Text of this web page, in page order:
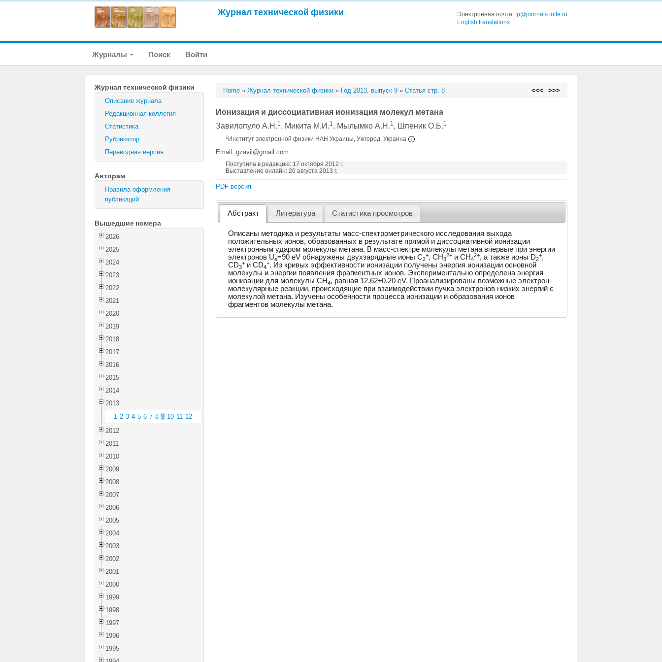
Журнал технической физики Электронная почта: tp@journals.ioffe.ru
English translations
Журналы Поиск Войти
Журнал технической физики
Описание журнала
Редакционная коллегия
Статистика
Рубрикатор
Переводная версия
Авторам
Правила оформления
публикаций
Вышедшие номера
2026
2025
2024
2023
2022
2021
2020
2019
2018
2017
2016
2015
2014
2013
1 2 3 4 5 6 7 8 9 10 11 12
2012
2011
2010
2009
2008
2007
2006
2005
2004
2003
2002
2001
2000
1999
1998
1997
1996
1995
Home »Журнал технической физики » Год 2013, выпуск 9 »Статья стр. 8 <<< >>>
Ионизация и диссоциативная ионизация молекул метана
Завилопуло А.Н.1, Микита М.И.1, Мылымко А.Н.1, Шпеник О.Б.1
1 Институт электронной физики НАН Украины, Ужгород, Украина
Email: gzavil@gmail.com
Поступила в редакцию: 17 октября 2012 г.
Выставление онлайн: 20 августа 2013 г.
PDF версия
Абстракт Литература Статистика просмотров
Описаны методика и результаты масс-спектрометрического исследования выхода
положительных ионов, образованных в результате прямой и диссоциативной ионизации
электронным ударом молекулы метана. В масс-спектре молекулы метана впервые при энергии
электронов Ue=90 eV обнаружены двухзарядные ионы С2
+, СН3
2+и СН4
2+, а также ионы D2
+,
СD3
+и СD4
+. Из кривых эффективности ионизации получены энергия ионизации основной
молекулы и энергии появления фрагментных ионов. Экспериментально определена энергия
ионизации для молекулы СН4, равная 12.62±0.20 eV. Проанализированы возможные электрон-
молекулярные реакции, происходящие при взаимодействии пучка электронов низких энергий с
молекулой метана. Изучены особенности процесса ионизации и образования ионов
фрагментов молекулы метана.